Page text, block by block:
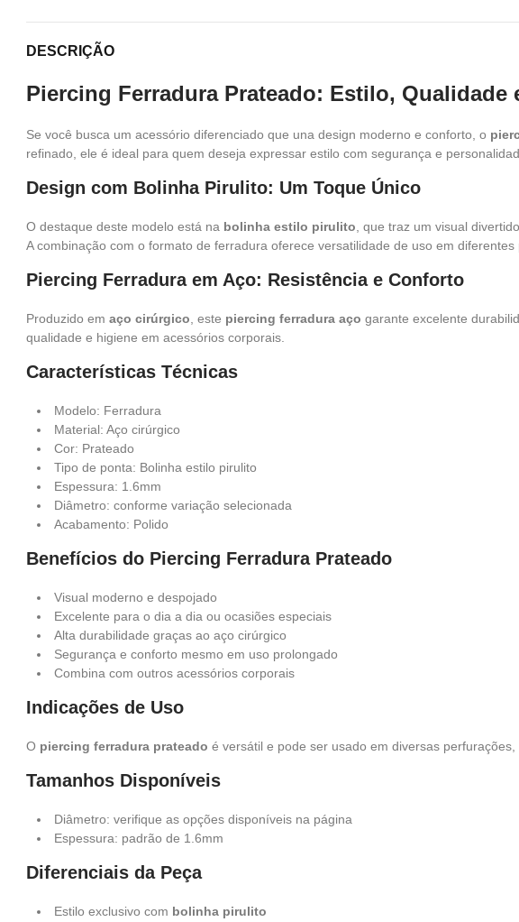
DESCRIÇÃO
Piercing Ferradura Prateado: Estilo, Qualidade
Se você busca um acessório diferenciado que una design moderno e conforto, o
refinado, ele é ideal para quem deseja expressar estilo com segurança e
Design com Bolinha Pirulito: Um Toque Único
O destaque deste modelo está na bolinha estilo pirulito, que traz um visual
A combinação com o formato de ferradura oferece versatilidade de uso em diferentes
Piercing Ferradura em Aço: Resistência e Conforto
Produzido em aço cirúrgico, este piercing ferradura aço garante excelente
qualidade e higiene em acessórios corporais.
Características Técnicas
Modelo: Ferradura
Material: Aço cirúrgico
Cor: Prateado
Tipo de ponta: Bolinha estilo pirulito
Espessura: 1.6mm
Diâmetro: conforme variação selecionada
Acabamento: Polido
Benefícios do Piercing Ferradura Prateado
Visual moderno e despojado
Excelente para o dia a dia ou ocasiões especiais
Alta durabilidade graças ao aço cirúrgico
Segurança e conforto mesmo em uso prolongado
Combina com outros acessórios corporais
Indicações de Uso
O piercing ferradura prateado é versátil e pode ser usado em diversas
Tamanhos Disponíveis
Diâmetro: verifique as opções disponíveis na página
Espessura: padrão de 1.6mm
Diferenciais da Peça
Estilo exclusivo com bolinha pirulito